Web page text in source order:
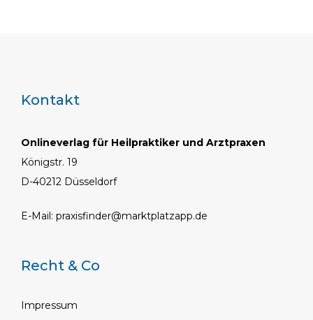
Kontakt
Onlineverlag für Heilpraktiker und Arztpraxen
Königstr. 19
D-40212 Düsseldorf
E-Mail: praxisfinder@marktplatzapp.de
Recht & Co
Impressum